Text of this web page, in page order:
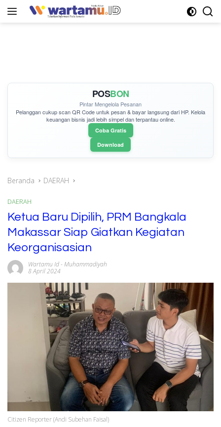
POSBON
Pintar Mengelola Pesanan
Pelanggan cukupscan QR Codeuntuk pesan & bayar langsung dari HP. Kelola
keuangan bisnis jadi lebih simpel dan terpantau online.
Coba Gratis
Download
Beranda DAERAH
DAERAH
Ketua Baru Dipilih, PRM Bangkala
Makassar Siap Giatkan Kegiatan
Keorganisasian
Wartamu Id- Muhammadiyah
8 April 2024
Citizen Reporter (Andi Subehan Faisal)